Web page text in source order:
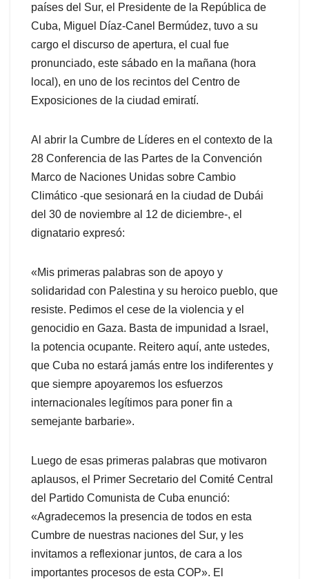
países del Sur, el Presidente de la República de
Cuba, Miguel Díaz-Canel Bermúdez, tuvo a su
cargo el discurso de apertura, el cual fue
pronunciado, este sábado en la mañana (hora
local), en uno de los recintos del Centro de
Exposiciones de la ciudad emiratí.
Al abrir la Cumbre de Líderes en el contexto de la
28 Conferencia de las Partes de la Convención
Marco de Naciones Unidas sobre Cambio
Climático -que sesionará en la ciudad de Dubái
del 30 de noviembre al 12 de diciembre-, el
dignatario expresó:
«Mis primeras palabras son de apoyo y
solidaridad con Palestina y su heroico pueblo, que
resiste. Pedimos el cese de la violencia y el
genocidio en Gaza. Basta de impunidad a Israel,
la potencia ocupante. Reitero aquí, ante ustedes,
que Cuba no estará jamás entre los indiferentes y
que siempre apoyaremos los esfuerzos
internacionales legítimos para poner fin a
semejante barbarie».
Luego de esas primeras palabras que motivaron
aplausos, el Primer Secretario del Comité Central
del Partido Comunista de Cuba enunció:
«Agradecemos la presencia de todos en esta
Cumbre de nuestras naciones del Sur, y les
invitamos a reflexionar juntos, de cara a los
importantes procesos de esta COP». El